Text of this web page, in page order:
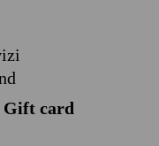
Gift card